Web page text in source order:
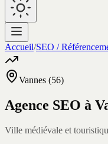
Accueil/SEO /
Vannes (56)
Agence SEO à
Ville médiévale et